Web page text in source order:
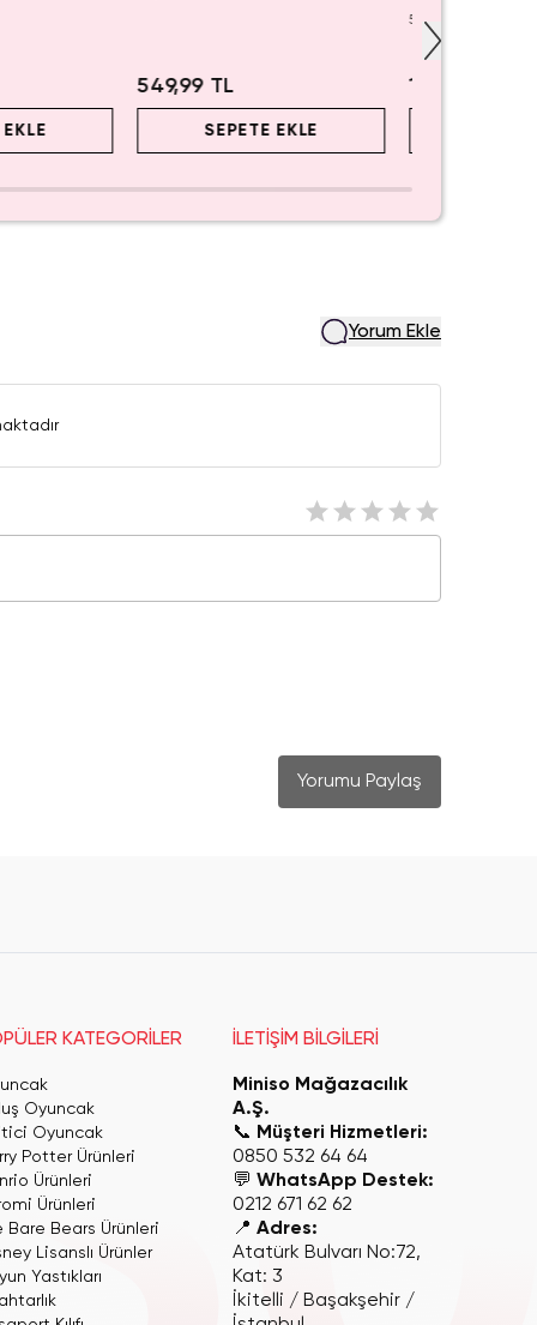
EKLE
549,99 TL
SEPETE EKLE
Koleksiyonluk
5.0
1.699,99 TL
Yorum Ekle
Yorumu Paylaş
KATEGORİLER
Oyuncak
Oyuncak
Potter Ürünleri
Ürünleri
Ürünleri
Bare Bears Ürünleri
Lisanslı Ürünler
Yastıkları
İLETİŞİM BİLGİLERİ
Miniso Mağazacılık
A.Ş.
📞 Müşteri Hizmetleri:
0850 532 64 64
💬WhatsApp Destek:
0212 671 62 62
📍Adres:
Atatürk Bulvarı No:72,
Kat: 3
İkitelli / Başakşehir /